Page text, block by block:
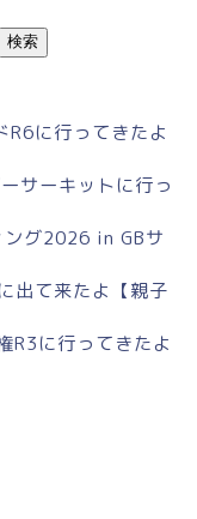
検索
R6に行ってきたよ
サーキットに行っ
ング2026 in GBサ
出て来たよ【親子
R3に行ってきたよ